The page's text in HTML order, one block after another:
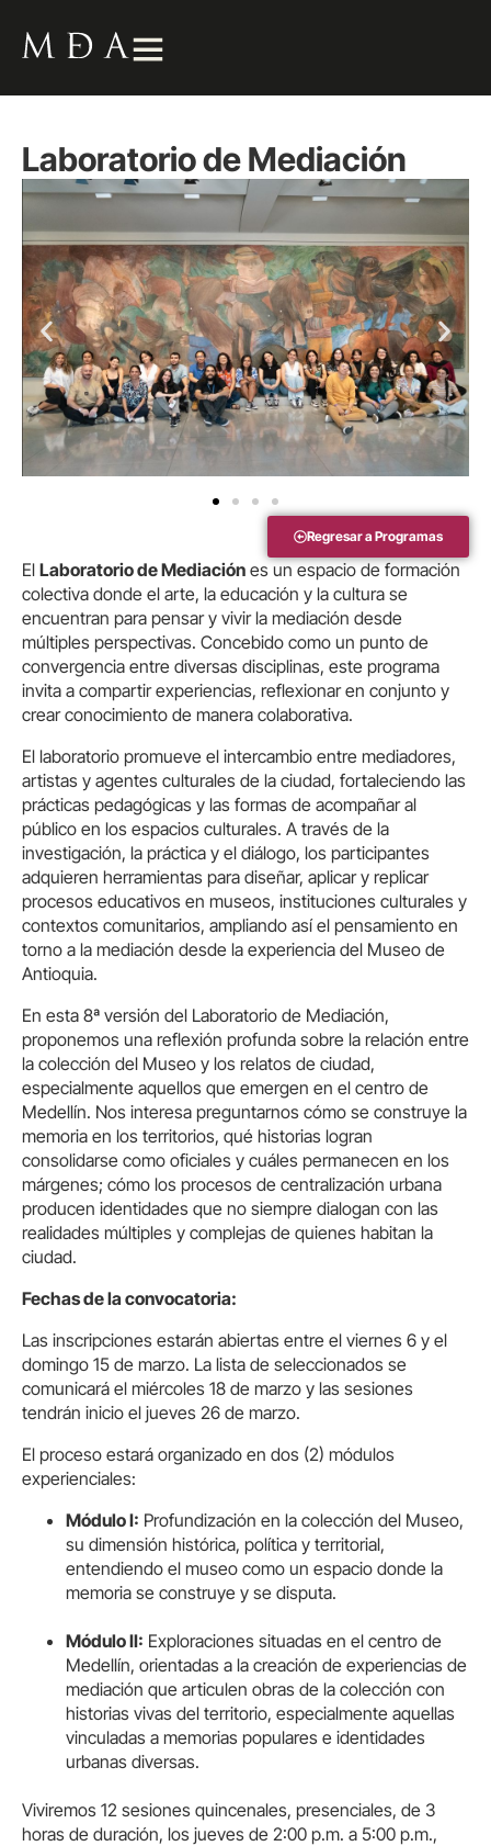
Laboratorio de Mediación
Regresar a Programas
El Laboratorio de Mediación es un espacio de formación
colectiva donde el arte, la educación y la cultura se
encuentran para pensar y vivir la mediación desde
múltiples perspectivas. Concebido como un punto de
convergencia entre diversas disciplinas, este programa
invita a compartir experiencias, reflexionar en conjunto y
crear conocimiento de manera colaborativa.
El laboratorio promueve el intercambio entre mediadores,
artistas y agentes culturales de la ciudad, fortaleciendo las
prácticas pedagógicas y las formas de acompañar al
público en los espacios culturales. A través de la
investigación, la práctica y el diálogo, los participantes
adquieren herramientas para diseñar, aplicar y replicar
procesos educativos en museos, instituciones culturales y
contextos comunitarios, ampliando así el pensamiento en
torno a la mediación desde la experiencia del Museo de
Antioquia.
En esta 8ª versión del Laboratorio de Mediación,
proponemos una reflexión profunda sobre la relación entre
la colección del Museo y los relatos de ciudad,
especialmente aquellos que emergen en el centro de
Medellín. Nos interesa preguntarnos cómo se construye la
memoria en los territorios, qué historias logran
consolidarse como oficiales y cuáles permanecen en los
márgenes; cómo los procesos de centralización urbana
producen identidades que no siempre dialogan con las
realidades múltiples y complejas de quienes habitan la
ciudad.
Fechas de la convocatoria:
Las inscripciones estarán abiertas entre el viernes 6 y el
domingo 15 de marzo. La lista de seleccionados se
comunicará el miércoles 18 de marzo y las sesiones
tendrán inicio el jueves 26 de marzo.
El proceso estará organizado en dos (2) módulos
experienciales:
Módulo I: Profundización en la colección del Museo,
su dimensión histórica, política y territorial,
entendiendo el museo como un espacio donde la
memoria se construye y se disputa.
Módulo II: Exploraciones situadas en el centro de
Medellín, orientadas a la creación de experiencias de
mediación que articulen obras de la colección con
historias vivas del territorio, especialmente aquellas
vinculadas a memorias populares e identidades
urbanas diversas.
Viviremos 12 sesiones quincenales, presenciales, de 3
horas de duración, los jueves de 2:00 p.m. a 5:00 p.m.,